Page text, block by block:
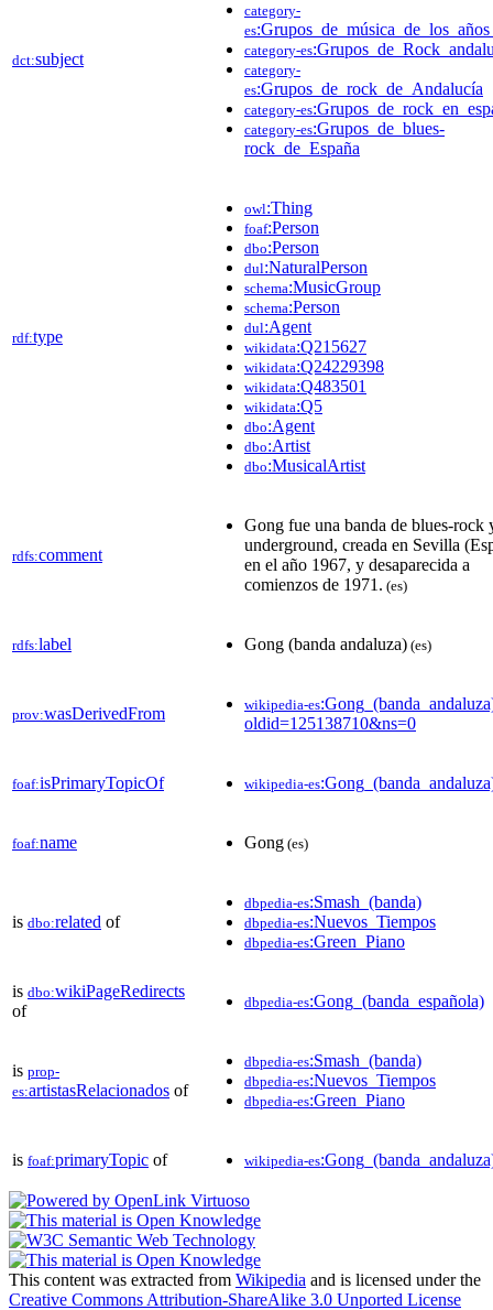
dct:subject
category-
es
category-es
category-
es:Grupos_de_rock_de_Andalucía
category-es
category-es:Grupos_de_blues-
rock_de_España
rdf:type
owl:Thing
foaf:Person
dbo:Person
dul:NaturalPerson
schema:MusicGroup
schema:Person
dul:Agent
wikidata:Q215627
wikidata:Q24229398
wikidata:Q483501
wikidata:Q5
dbo:Agent
dbo:Artist
dbo:MusicalArtist
rdfs:comment
Gong fue una banda de blues-rock
underground, creada en Sevilla
en el año 1967, y desaparecida a
comienzos de 1971. (es)
rdfs:label Gong (banda andaluza) (es)
prov:wasDerivedFrom wikipedia-es
oldid=125138710&ns=0
foaf:isPrimaryTopicOf wikipedia-es
foaf:name Gong (es)
is dbo:related of
dbpedia-es:Smash_(banda)
dbpedia-es:Nuevos_Tiempos
dbpedia-es:Green_Piano
is dbo:wikiPageRedirects
of
dbpedia-es:Gong_(banda_española)
is prop-
es:artistasRelacionados of
dbpedia-es:Smash_(banda)
dbpedia-es:Nuevos_Tiempos
dbpedia-es:Green_Piano
is foaf:primaryTopic of wikipedia-es
This content was extracted from Wikipedia and is licensed under the
Creative Commons Attribution-ShareAlike 3.0 Unported License